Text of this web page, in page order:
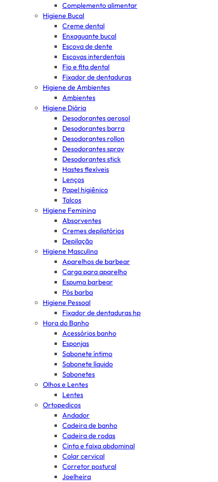
Complemento alimentar
Higiene Bucal
Creme dental
Enxaguante bucal
Escova de dente
Escovas interdentais
Fio e fita dental
Fixador de dentaduras
Higiene de Ambientes
Ambientes
Higiene Diária
Desodorantes aerosol
Desodorantes barra
Desodorantes rollon
Desodorantes spray
Desodorantes stick
Hastes flexíveis
Lenços
Papel higiênico
Talcos
Higiene Feminina
Absorventes
Cremes depilatórios
Depilação
Higiene Masculina
Aparelhos de barbear
Carga para aparelho
Espuma barbear
Pós barba
Higiene Pessoal
Fixador de dentaduras hp
Hora do Banho
Acessórios banho
Esponjas
Sabonete íntimo
Sabonete líquido
Sabonetes
Olhos e Lentes
Lentes
Ortopedicos
Andador
Cadeira de banho
Cadeira de rodas
Cinta e faixa abdominal
Colar cervical
Corretor postural
Joelheira